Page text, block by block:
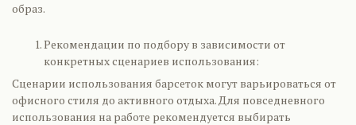
образ.
Рекомендации по подбору в зависимости от
конкретных сценариев использования:
Сценарии использования барсеток могут варьироваться от
офисного стиля до активного отдыха. Для повседневного
использования на работе рекомендуется выбирать